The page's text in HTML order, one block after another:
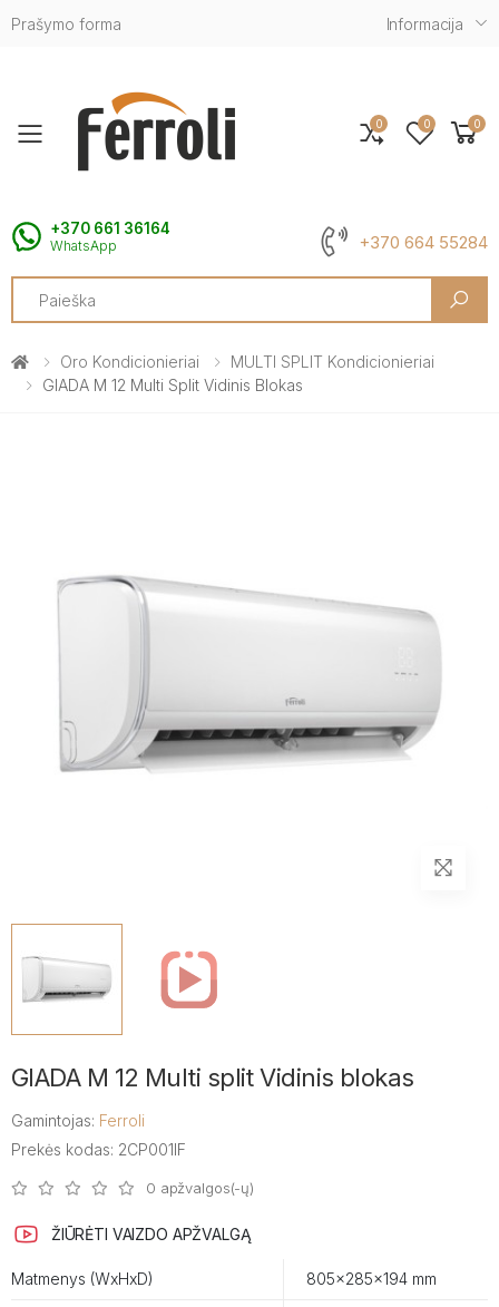
Prašymo forma Informacija
Toggle mobile menu
+370 661 36164
WhatsApp +370 664 55284
Search
0 0 0
Oro Kondicionieriai
MULTI SPLIT Kondicionieriai
GIADA M 12 Multi Split Vidinis Blokas
GIADA M 12 Multi split Vidinis blokas
Gamintojas: Ferroli
Prekės kodas: 2CP001IF
0 apžvalgos(-ų)
ŽIŪRĖTI VAIZDO APŽVALGĄ
Matmenys (WxHxD) 805x285x194 mm